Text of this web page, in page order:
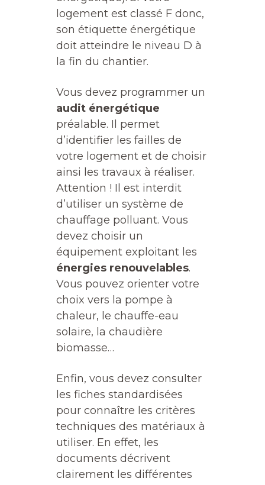
logement est classé F donc,
son étiquette énergétique
doit atteindre le niveau D à
la fin du chantier.
Vous devez programmer un
audit énergétique
préalable. Il permet
d’identifier les failles de
votre logement et de choisir
ainsi les travaux à réaliser.
Attention ! Il est interdit
d’utiliser un système de
chauffage polluant. Vous
devez choisir un
équipement exploitant les
énergies renouvelables.
Vous pouvez orienter votre
choix vers la pompe à
chaleur, le chauffe-eau
solaire, la chaudière
biomasse…
Enfin, vous devez consulter
les fiches standardisées
pour connaître les critères
techniques des matériaux à
utiliser. En effet, les
documents décrivent
clairement les différentes